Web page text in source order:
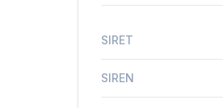
SIRET
SIREN